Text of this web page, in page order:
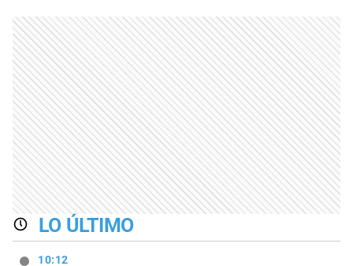
LO ÚLTIMO
10:12